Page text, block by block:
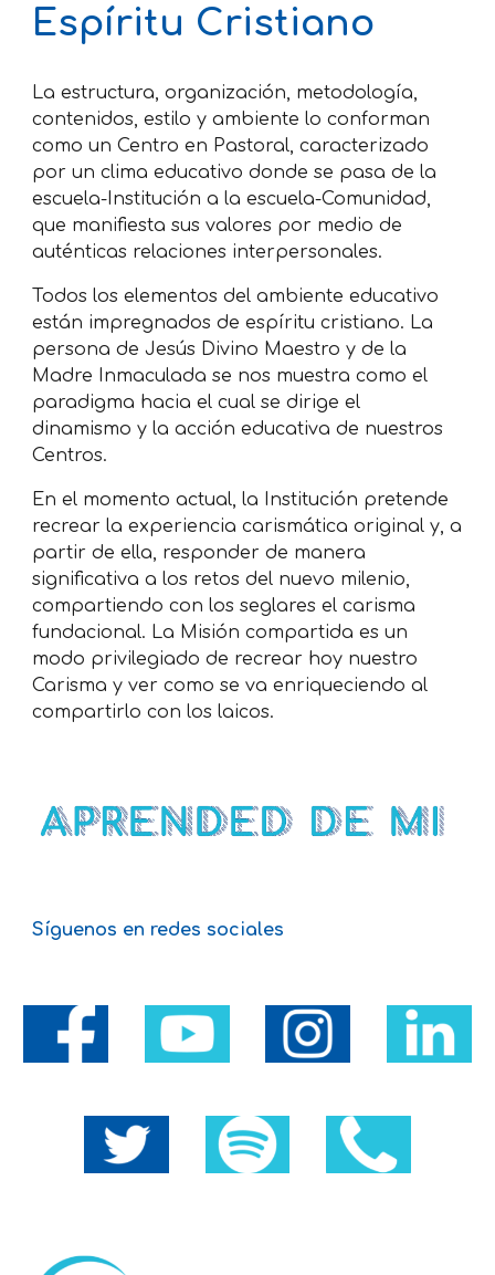
Espíritu Cristiano
La estructura, organización, metodología,
contenidos, estilo y ambiente lo conforman
como un Centro en Pastoral, caracterizado
por un clima educativo donde se pasa de la
escuela-Institución a la escuela-Comunidad,
que manifiesta sus valores por medio de
auténticas relaciones interpersonales.
Todos los elementos del ambiente educativo
están impregnados de espíritu cristiano. La
persona de Jesús Divino Maestro y de la
Madre Inmaculada se nos muestra como el
paradigma hacia el cual se dirige el
dinamismo y la acción educativa de nuestros
Centros.
En el momento actual, la Institución pretende
recrear la experiencia carismática original y, a
partir de ella, responder de manera
significativa a los retos del nuevo milenio,
compartiendo con los seglares el carisma
fundacional. La Misión compartida es un
modo privilegiado de recrear hoy nuestro
Carisma y ver como se va enriqueciendo al
compartirlo con los laicos.
Síguenos en redes sociales